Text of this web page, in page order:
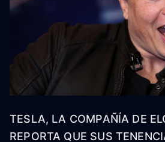
TESLA, LA COMPAÑÍA DE
REPORTA QUE SUS